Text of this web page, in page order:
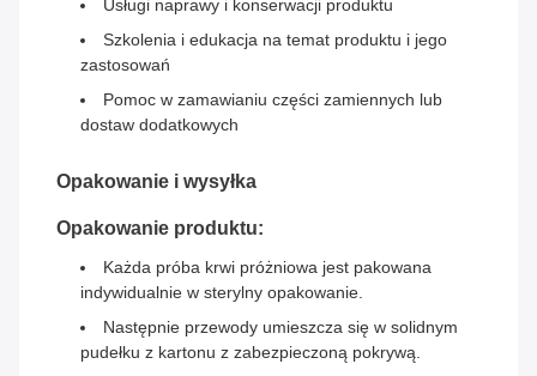
Usługi naprawy i konserwacji produktu
Szkolenia i edukacja na temat produktu i jego
zastosowań
Pomoc w zamawianiu części zamiennych lub
dostaw dodatkowych
Opakowanie i wysyłka
Opakowanie produktu:
Każda próba krwi próżniowa jest pakowana
indywidualnie w sterylny opakowanie.
Następnie przewody umieszcza się w solidnym
pudełku z kartonu z zabezpieczoną pokrywą.